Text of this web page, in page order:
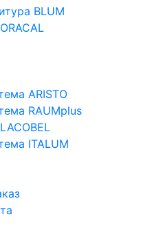
BLUM
ARISTO
RAUMplus
ITALUM